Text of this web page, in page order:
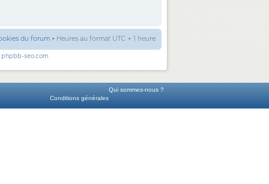
du forum • Heures au format UTC + 1 heure
phpbb-seo.com
Qui sommes-nous ?
Conditions générales